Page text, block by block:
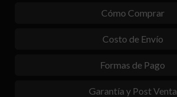
Cómo Comprar
Costo de Envío
Formas de Pago
Garantía y Post Venta